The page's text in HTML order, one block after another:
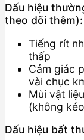
Dấu hiệu
theo dõi thêm):
Tiếng rít
thấp
Cảm giác
vài chục
Mùi vật
(không
Dấu hiệu bất